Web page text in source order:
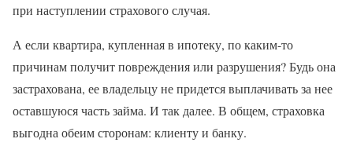
при наступлении страхового случая.
А если квартира, купленная в ипотеку, по каким-то
причинам получит повреждения или разрушения? Будь она
застрахована, ее владельцу не придется выплачивать за нее
оставшуюся часть займа. И так далее. В общем, страховка
выгодна обеим сторонам: клиенту и банку.